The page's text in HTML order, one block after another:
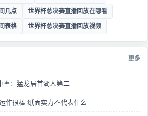
几点
世界杯总决赛直播回放在哪看
表格
世界杯总决赛直播回放视频
更多
率：猛龙居首湖人第二
作很棒 纸面实力不代表什么